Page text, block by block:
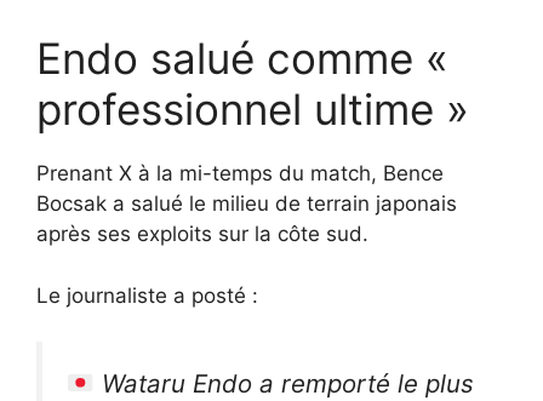
Endo salué comme «
professionnel ultime »
Prenant X à la mi-temps du match, Bence
Bocsak a salué le milieu de terrain japonais
après ses exploits sur la côte sud.
Le journaliste a posté :
Wataru Endo a remporté le plus